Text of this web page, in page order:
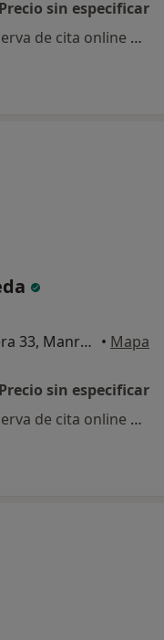
Precio sin especificar
Este especialista no ofrece reserva de cita online en esta dirección.
Carrer de Carrasco i Formiguera 33, Manresa • Mapa
Precio sin especificar
Este especialista no ofrece reserva de cita online en esta dirección.